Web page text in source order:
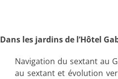
Dans les jardins de l’Hôtel
Navigation du sextant au
au sextant et évolution